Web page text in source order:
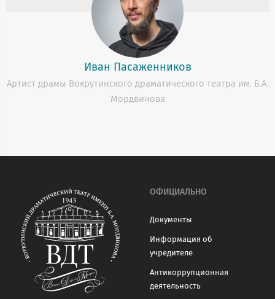
Иван Пасаженников
Артист драмы Вокрутинского драматического театра им. Б.А.
Мордвинова
ОФИЦИАЛЬНО
Документы
Информация об
учредителе
Антикоррупционная
деятельность